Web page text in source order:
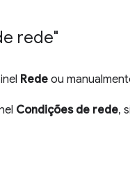
rede"
Rede ou
Condições de rede,